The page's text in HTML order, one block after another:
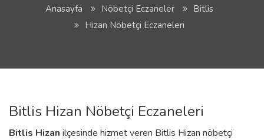
Anasayfa Nöbetçi Eczaneler
Bitlis
Hizan Nöbetçi Eczaneleri
Bitlis Hizan Nöbetçi Eczaneleri
Bitlis Hizan ilçesinde hizmet veren Bitlis Hizan nöbetçi